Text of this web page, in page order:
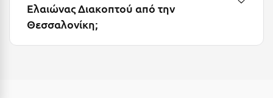
Ναυπακτία
Ελαιώνας Διακοπτού από την
Θεσσαλονίκη;